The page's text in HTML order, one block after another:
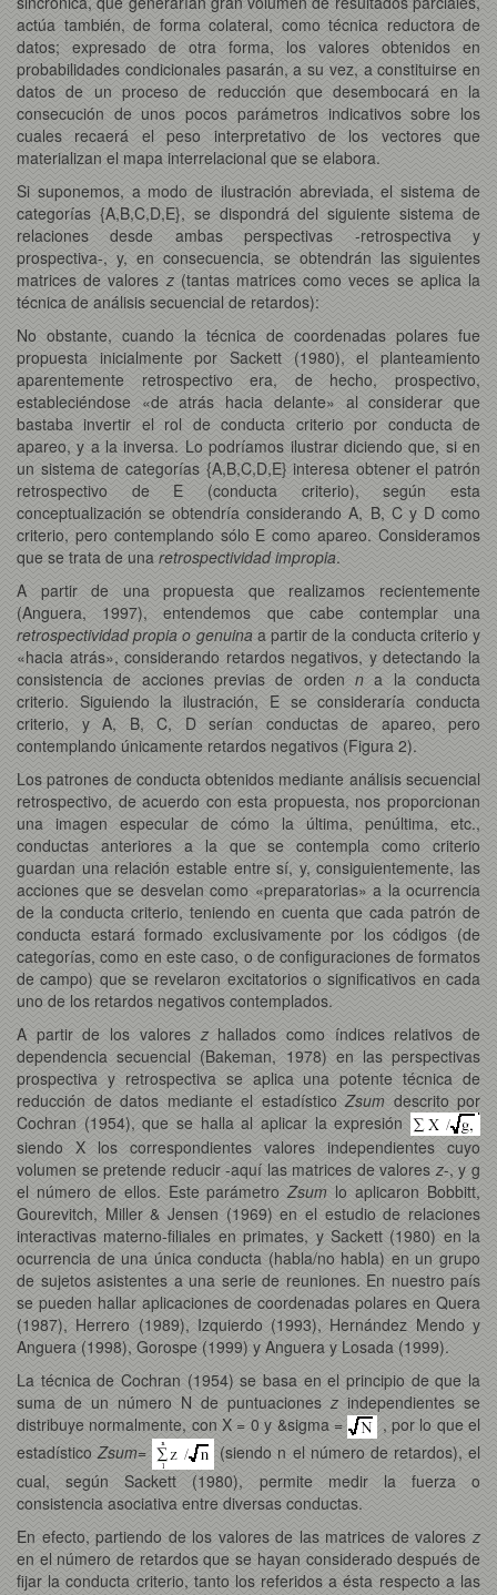
actúa también, de forma colateral, como técnica reductora de
datos; expresado de otra forma, los valores obtenidos en
probabilidades condicionales pasarán, a su vez, a constituirse en
datos de un proceso de reducción que desembocará en la
consecución de unos pocos parámetros indicativos sobre los
cuales recaerá el peso interpretativo de los vectores que
materializan el mapa interrelacional que se elabora.
Si suponemos, a modo de ilustración abreviada, el sistema de
categorías {A,B,C,D,E}, se dispondrá del siguiente sistema de
relaciones desde ambas perspectivas -retrospectiva y
prospectiva-, y, en consecuencia, se obtendrán las siguientes
matrices de valores z(tantas matrices como veces se aplica la
técnica de análisis secuencial de retardos):
No obstante, cuando la técnica de coordenadas polares fue
propuesta inicialmente por Sackett (1980), el planteamiento
aparentemente retrospectivo era, de hecho, prospectivo,
estableciéndose «de atrás hacia delante» al considerar que
bastaba invertir el rol de conducta criterio por conducta de
apareo, y a la inversa. Lo podríamos ilustrar diciendo que, si en
un sistema de categorías {A,B,C,D,E} interesa obtener el patrón
retrospectivo de E (conducta criterio), según esta
conceptualización se obtendría considerando A, B, C y D como
criterio, pero contemplando sólo E como apareo. Consideramos
que se trata de una retrospectividad impropia.
A partir de una propuesta que realizamos recientemente
(Anguera, 1997), entendemos que cabe contemplar una
retrospectividad propia o genuina a partir de la conducta criterio y
«hacia atrás», considerando retardos negativos, y detectando la
consistencia de acciones previas de orden n a la conducta
criterio. Siguiendo la ilustración, E se consideraría conducta
criterio, y A, B, C, D serían conductas de apareo, pero
contemplando únicamente retardos negativos (Figura 2).
Los patrones de conducta obtenidos mediante análisis secuencial
retrospectivo, de acuerdo con esta propuesta, nos proporcionan
una imagen especular de cómo la última, penúltima, etc.,
conductas anteriores a la que se contempla como criterio
guardan una relación estable entre sí, y, consiguientemente, las
acciones que se desvelan como «preparatorias» a la ocurrencia
de la conducta criterio, teniendo en cuenta que cada patrón de
conducta estará formado exclusivamente por los códigos (de
categorías, como en este caso, o de configuraciones de formatos
de campo) que se revelaron excitatorios o significativos en cada
uno de los retardos negativos contemplados.
A partir de los valores zhallados como índices relativos de
dependencia secuencial (Bakeman, 1978) en las perspectivas
prospectiva y retrospectiva se aplica una potente técnica de
reducción de datos mediante el estadístico Zsum descrito por
Cochran (1954), que se halla al aplicar la expresión
siendo X los correspondientes valores independientes cuyo
volumen se pretende reducir -aquí las matrices de valoresz-, y g
el número de ellos. Este parámetroZsum lo aplicaron Bobbitt,
Gourevitch, Miller & Jensen (1969) en el estudio de relaciones
interactivas materno-filiales en primates, y Sackett (1980) en la
ocurrencia de una única conducta (habla/no habla) en un grupo
de sujetos asistentes a una serie de reuniones. En nuestro país
se pueden hallar aplicaciones de coordenadas polares en Quera
(1987), Herrero (1989), Izquierdo (1993), Hernández Mendo y
Anguera (1998), Gorospe (1999) y Anguera y Losada (1999).
La técnica de Cochran (1954) se basa en el principio de que la
suma de un número N de puntuacionesz independientes se
distribuye normalmente, con X = 0 y &sigma =
, por lo que el
estadísticoZsum=
(siendo n el número de retardos), el
cual, según Sackett (1980), permite medir la fuerza o
consistencia asociativa entre diversas conductas.
En efecto, partiendo de los valores de las matrices de valores z
en el número de retardos que se hayan considerado después de
fijar la conducta criterio, tanto los referidos a ésta respecto a las